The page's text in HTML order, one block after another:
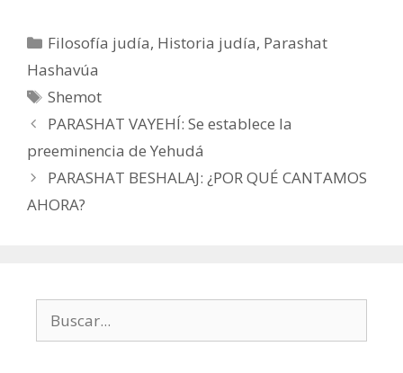
Categorías
Filosofía judía, Historia judía, Parashat
Hashavúa
Etiquetas
Shemot
PARASHAT VAYEHÍ: Se establece la
preeminencia de Yehudá
PARASHAT BESHALAJ: ¿POR QUÉ CANTAMOS
AHORA?